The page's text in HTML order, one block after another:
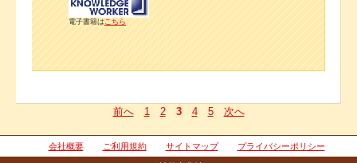
電子書籍は こちら
前へ 1 2 3 4 5 次へ
会社概要 ご利用規約 サイトマップ プライバシーポリシー